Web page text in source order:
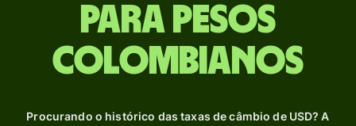
para Pesos
colombianos
Procurando o histórico das taxas de câmbio de USD? A